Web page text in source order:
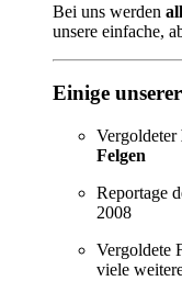
Bei uns werden
unsere einfache,
Einige
Vergoldeter
Felgen
Reportage
2008
Vergoldete
viele